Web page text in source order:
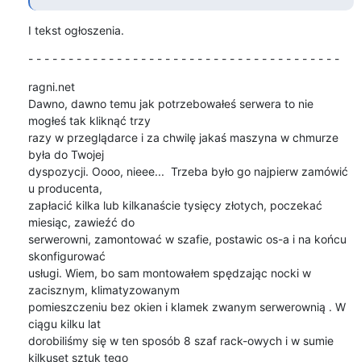
I tekst ogłoszenia.
- - - - - - - - - - - - - - - - - - - - - - - - - - - - - - - - - - - - - - -
ragni.net
Dawno, dawno temu jak potrzebowałeś serwera to nie
mogłeś tak kliknąć trzy
razy w przeglądarce i za chwilę jakaś maszyna w chmurze
była do Twojej
dyspozycji. Oooo, nieee...  Trzeba było go najpierw zamówić
u producenta,
zapłacić kilka lub kilkanaście tysięcy złotych, poczekać
miesiąc, zawieźć do
serwerowni, zamontować w szafie, postawic os-a i na końcu
skonfigurować
usługi. Wiem, bo sam montowałem spędzając nocki w
zacisznym, klimatyzowanym
pomieszczeniu bez okien i klamek zwanym serwerownią . W
ciągu kilku lat
dorobiliśmy się w ten sposób 8 szaf rack-owych i w sumie
kilkuset sztuk tego